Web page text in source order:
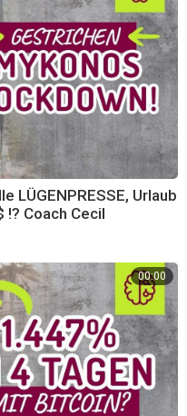
LÜGENPRESSE, Urlaub
!? Coach Cecil
00:00